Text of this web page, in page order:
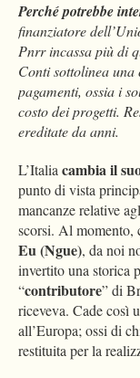
Perché potrebbe
finanziatore
Pnrr incassa più di
Conti sottolinea
pagamenti, ossia i
costo dei progetti.
ereditate da anni.
L’Italiacambia il
punto di vista
mancanze relative
scorsi. Al
Eu (Ngue), da noi
invertito una storica
“contributore” di
riceveva. Cade così
all’Europa; ossi di
restituita per la